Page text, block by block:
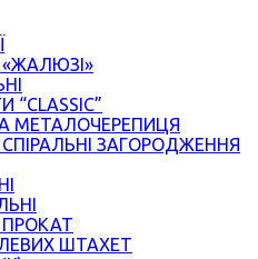
«ЖАЛЮЗІ»
МЕТАЛОЧЕРЕПИЦЯ
ЗАГОРОДЖЕННЯ
ШТАХЕТ